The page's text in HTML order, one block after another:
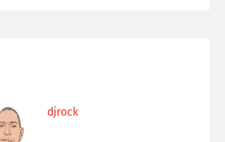
djrock